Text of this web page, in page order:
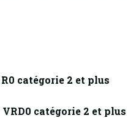
R0 catégorie 2 et plus
VRD0 catégorie 2 et plus